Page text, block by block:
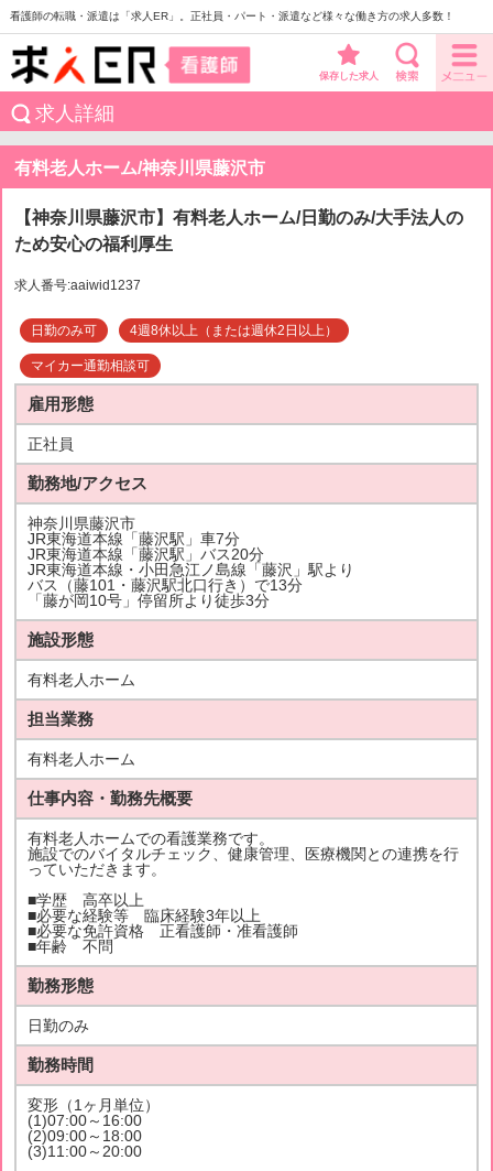
看護師の転職・派遣は「求人ER」。正社員・パート・派遣など様々な働き方の求人多数！
保存した求人
求人詳細
有料老人ホーム/神奈川県藤沢市
【神奈川県藤沢市】有料老人ホーム/日勤のみ/大手法人の
ため安心の福利厚生
求人番号:aaiwid1237
日勤のみ可 4週8休以上（または週休2日以上）
マイカー通勤相談可
雇用形態
正社員
勤務地/アクセス
神奈川県藤沢市
JR東海道本線「藤沢駅」車7分
JR東海道本線「藤沢駅」バス20分
JR東海道本線・小田急江ノ島線「藤沢」駅より
バス（藤101・藤沢駅北口行き）で13分
「藤が岡10号」停留所より徒歩3分
施設形態
有料老人ホーム
担当業務
有料老人ホーム
仕事内容・勤務先概要
有料老人ホームでの看護業務です。
施設でのバイタルチェック、健康管理、医療機関との連携を行
っていただきます。
■学歴 高卒以上
■必要な経験等 臨床経験3年以上
■必要な免許資格 正看護師・准看護師
■年齢 不問
勤務形態
日勤のみ
勤務時間
変形（1ヶ月単位）
(1)07:00～16:00
(2)09:00～18:00
(3)11:00～20:00